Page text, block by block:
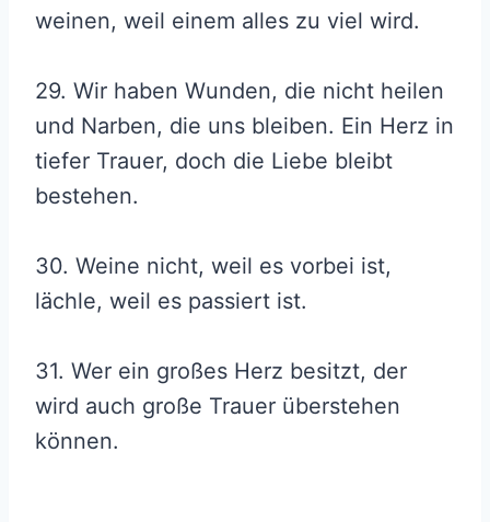
weinen, weil einem alles zu viel wird.
29. Wir haben Wunden, die nicht heilen
und Narben, die uns bleiben. Ein Herz in
tiefer Trauer, doch die Liebe bleibt
bestehen.
30. Weine nicht, weil es vorbei ist,
lächle, weil es passiert ist.
31. Wer ein großes Herz besitzt, der
wird auch große Trauer überstehen
können.